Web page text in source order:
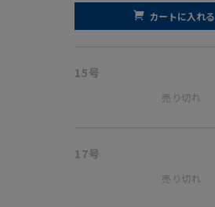
カートに入れる
15号
売り切れ
17号
売り切れ